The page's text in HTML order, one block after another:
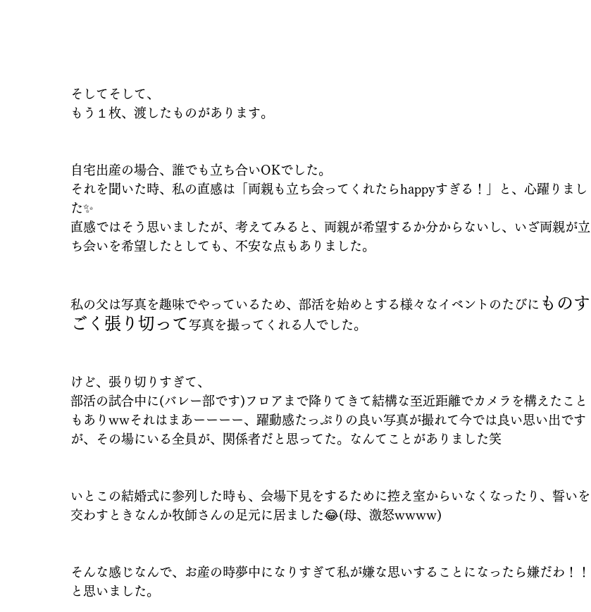
そしてそして、
もう１枚、渡したものがあります。
自宅出産の場合、誰でも立ち合いOKでした。
それを聞いた時、私の直感は「両親も立ち会ってくれたらhappyすぎる！」と、心躍りまし
た✨
直感ではそう思いましたが、考えてみると、両親が希望するか分からないし、いざ両親が立
ち会いを希望したとしても、不安な点もありました。
私の父は写真を趣味でやっているため、部活を始めとする様々なイベントのたびに ものす
ごく張り切って 写真を撮ってくれる人でした。
けど、張り切りすぎて、
部活の試合中に(バレー部です)フロアまで降りてきて結構な至近距離でカメラを構えたこと
もありwwそれはまあーーーー、躍動感たっぷりの良い写真が撮れて今では良い思い出です
が、その場にいる全員が、関係者だと思ってた。なんてことがありました笑
いとこの結婚式に参列した時も、会場下見をするために控え室からいなくなったり、誓いを
交わすときなんか牧師さんの足元に居ました😂(母、激怒wwww)
そんな感じなんで、お産の時夢中になりすぎて私が嫌な思いすることになったら嫌だわ！！
と思いました。